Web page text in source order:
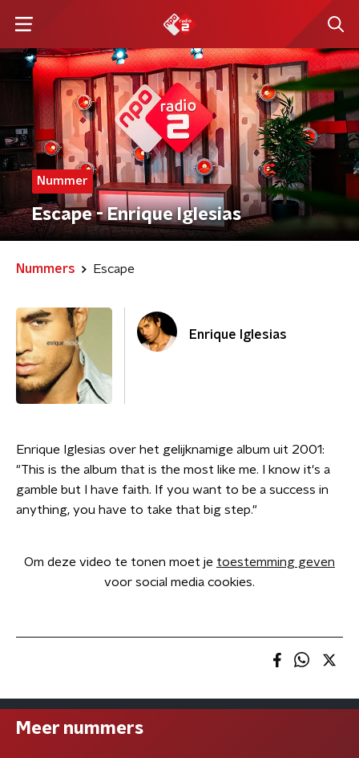
Nummer
Escape - Enrique Iglesias
Nummers Escape
Enrique Iglesias
Enrique Iglesias over het gelijknamige album uit 2001:
"This is the album that is the most like me. I know it's a
gamble but I have faith. If you want to be a success in
anything, you have to take that big step."
Om deze video te tonen moet je toestemming geven
voor social media cookies.
Meer nummers